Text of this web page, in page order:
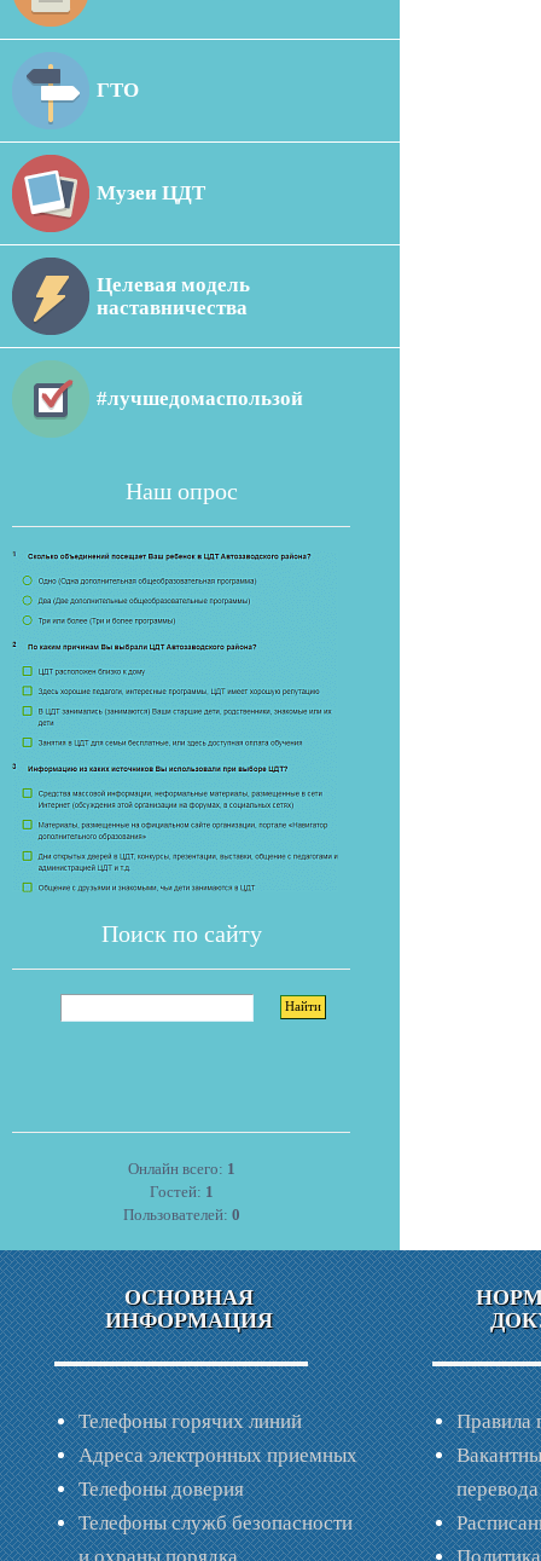
ГТО
Музеи ЦДТ
Целевая модель
наставничества
#лучшедомаспользой
Наш опрос
Поиск по сайту
Онлайн всего: 1
Гостей: 1
Пользователей: 0
ОСНОВНАЯ
ИНФОРМАЦИЯ
Телефоны горячих линий
Адреса электронных приемных
Телефоны доверия
Телефоны служб безопасности
Правила
перевода